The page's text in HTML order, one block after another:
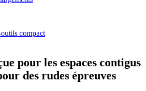
compact
pour les espaces contigus
des rudes épreuves